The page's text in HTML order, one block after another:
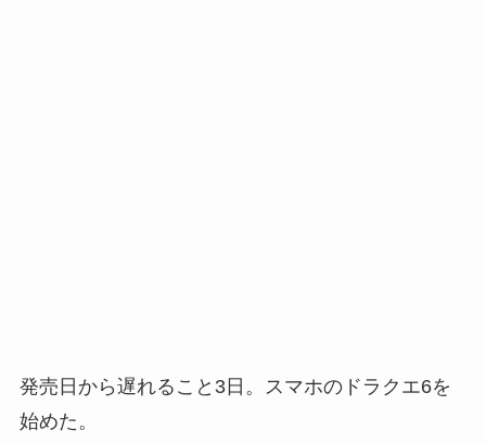
発売日から遅れること3日。スマホのドラクエ6を
始めた。